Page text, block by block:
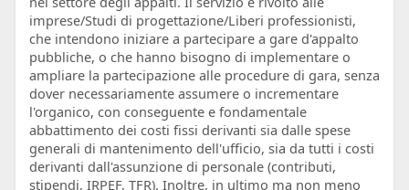
imprese/Studi di progettazione/Liberi professionisti,
che intendono iniziare a partecipare a gare d'appalto
pubbliche, o che hanno bisogno di implementare o
ampliare la partecipazione alle procedure di gara, senza
dover necessariamente assumere o incrementare
l'organico, con conseguente e fondamentale
abbattimento dei costi fissi derivanti sia dalle spese
generali di mantenimento dell'ufficio, sia da tutti i costi
derivanti dall'assunzione di personale (contributi,
stipendi, IRPEF, TFR). Inoltre, in ultimo ma non meno